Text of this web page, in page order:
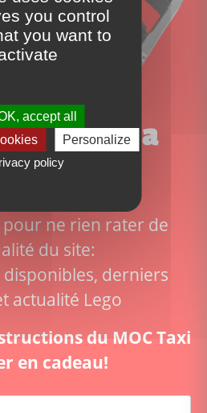
vous à la
pour ne rien rater de
du site:
derniers
actualité Lego
du MOC Taxi
en cadeau!
you control
you want to
accept all
Personalize
policy